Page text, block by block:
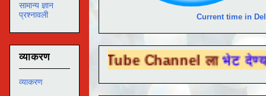
Current time in
You Tube Channel लाभेट देण्यासाठी येथे
सामान्य ज्ञान
प्रश्नावली
व्याकरण
व्याकरण